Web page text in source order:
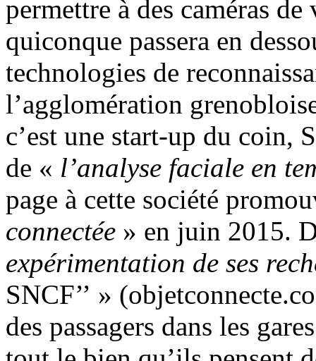
permettre à des caméras
quiconque passera en
technologies de
l’agglomération
c’est une start-up du coin,
de « l’analyse faciale en
page à cette société
connectée » en juin 2015.
expérimentation de ses
SNCF’’ »
des passagers dans les